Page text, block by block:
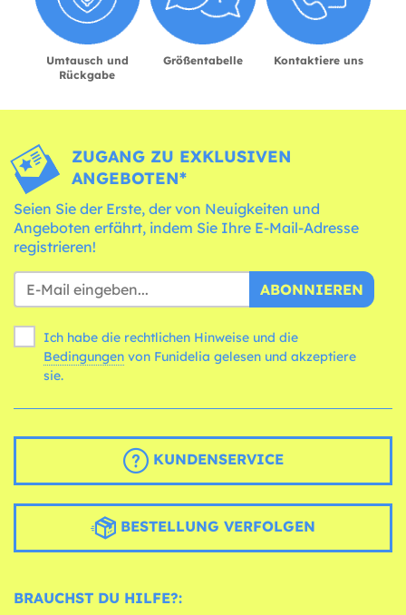
Umtausch und
Rückgabe
Größentabelle Kontaktiere uns
ZUGANG ZU EXKLUSIVEN
ANGEBOTEN*
Seien Sie der Erste, der von Neuigkeiten und
Angeboten erfährt, indem Sie Ihre E-Mail-Adresse
registrieren!
ABONNIEREN
Ich habe die rechtlichen Hinweise und die
Bedingungen
sie.
KUNDENSERVICE
BESTELLUNG VERFOLGEN
BRAUCHST DU HILFE?: